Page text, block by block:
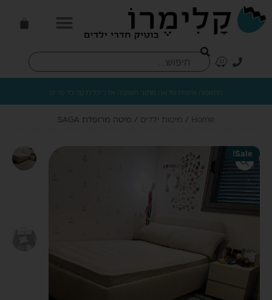
התאמה אישית מלאה מתוך חשיבה אדריכלית על כל פריט
Home
/ מיטות ילדים / מיטה מרופדת SAGA
Sale!